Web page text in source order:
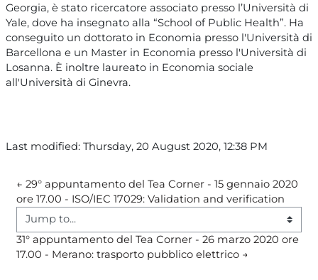
Georgia, è stato ricercatore associato presso l’Università di
Yale, dove ha insegnato alla “School of Public Health”. Ha
conseguito un dottorato in Economia presso l'Università di
Barcellona e un Master in Economia presso l'Università di
Losanna. È inoltre laureato in Economia sociale
all'Università di Ginevra.
Last modified: Thursday, 20 August 2020, 12:38 PM
← 29° appuntamento del Tea Corner - 15 gennaio 2020
ore 17.00 - ISO/IEC 17029: Validation and verification
Jump to...
31° appuntamento del Tea Corner - 26 marzo 2020 ore
17.00 - Merano: trasporto pubblico elettrico →